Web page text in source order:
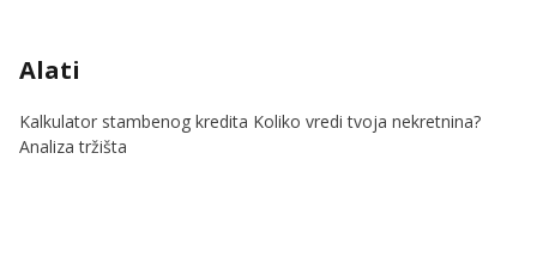
Alati
Kalkulator stambenog kredita Koliko vredi tvoja nekretnina?
Analiza tržišta